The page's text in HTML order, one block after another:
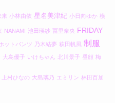
来 小林由依 星名美津紀 小日向ゆか 横
NANAMI 池田瑛紗 冨里奈央 FRIDAY
ットパンツ 乃木結夢 萩田帆風 制服
大島優子 いけちゃん 北川景子 昼顔 梅
上村ひなの 大島璃乃 エミリン 林田百加